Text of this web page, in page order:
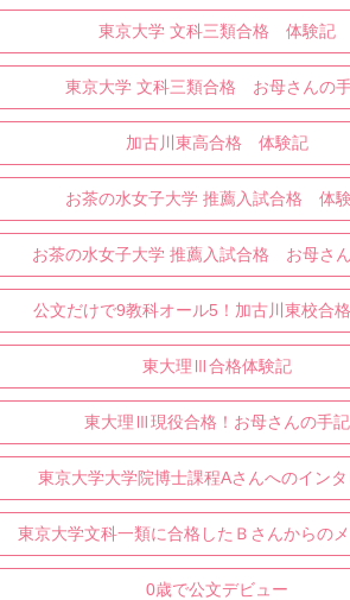
東京大学 文科三類合格 体験記
東京大学 文科三類合格 お母さんの
加古川東高合格 体験記
お茶の水女子大学 推薦入試合格 体
お茶の水女子大学 推薦入試合格 お母さ
公文だけで9教科オール5！加古川東校合
東大理Ⅲ合格体験記
東大理Ⅲ現役合格！お母さんの手記
東京大学大学院博士課程Aさんへのイン
東京大学文科一類に合格したＢさんからの
0歳で公文デビュー